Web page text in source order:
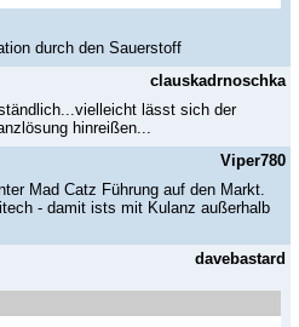
durch den Sauerstoff
clauskadrnoschka
lässt sich der
hinreißen...
Viper780
Mad Catz Führung auf den Markt.
- damit ists mit Kulanz außerhalb
davebastard